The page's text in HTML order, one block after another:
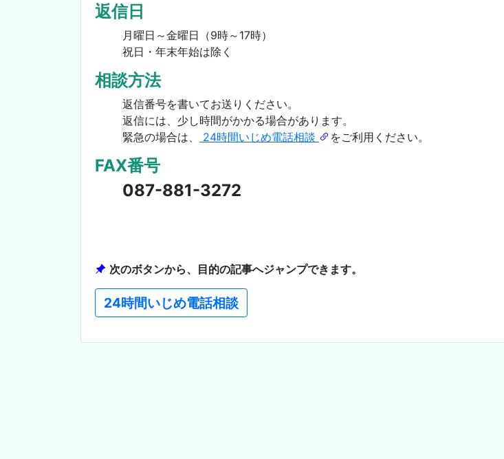
返信日
月曜日～金曜日（9時～17時）
祝日・年末年始は除く
相談方法
返信番号を書いてお送りください。
返信には、少し時間がかかる場合があります。
緊急の場合は、
24時間いじめ電話相談 をご利用ください。
FAX番号
087-881-3272
次のボタンから、目的の記事へジャンプできます。
24時間いじめ電話相談